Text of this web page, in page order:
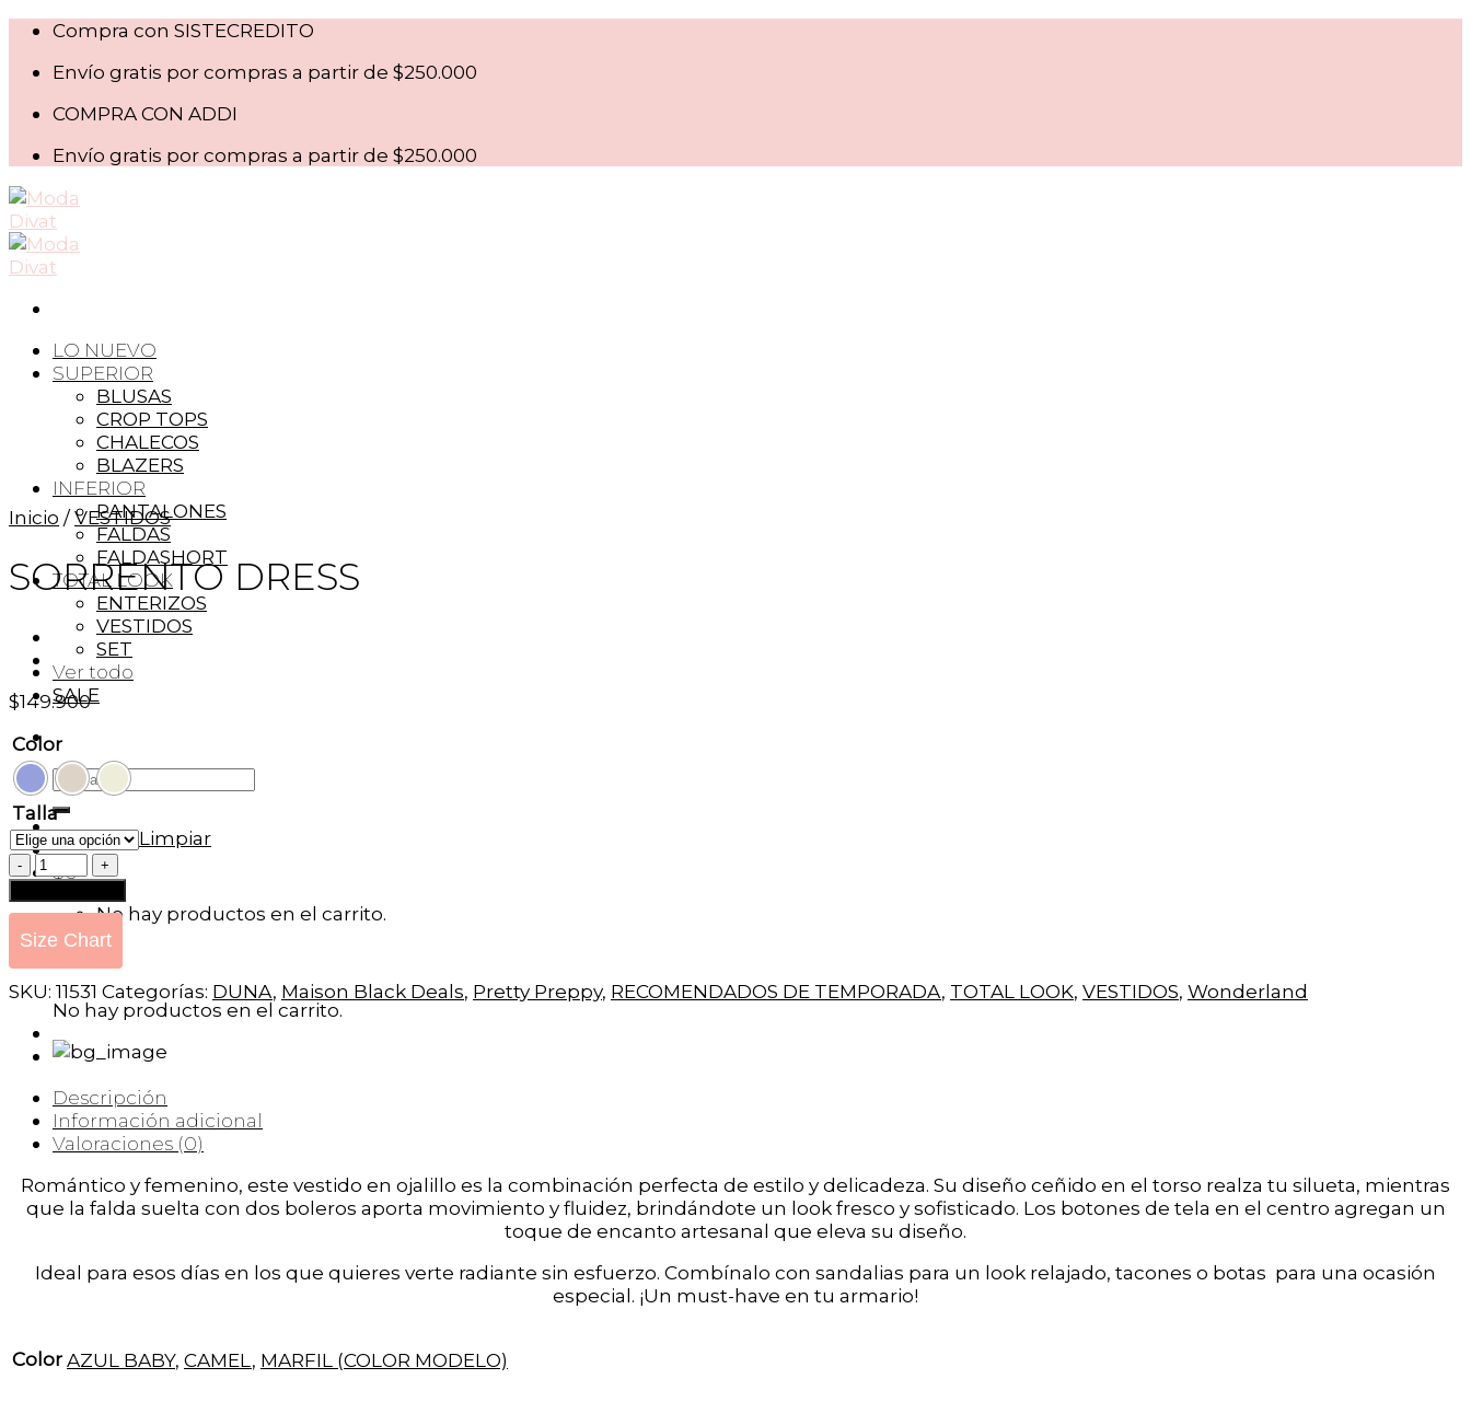
Skip
content
Compra con SISTECREDITO
Envío gratis por compras a partir de $250.000
COMPRA CON ADDI
Envío gratis por compras a partir de $250.000
LO NUEVO
SUPERIOR
BLUSAS
CROP TOPS
CHALECOS
BLAZERS
INFERIOR
PANTALONES
FALDAS
FALDASHORT
TOTAL LOOK
ENTERIZOS
VESTIDOS
SET
Ver todo
SALE
Buscar
por:
$0
No hay productos en el carrito.
No hay productos en el carrito.
Inicio /VESTIDOS
SORRENTO DRESS
$149.900
Color
Talla
Limpiar
SORRENTO
DRESS
cantidad
Size Chart
SKU: 11531 Categorías: DUNA, Maison Black Deals, Pretty Preppy, RECOMENDADOS DE TEMPORADA, TOTAL LOOK, VESTIDOS, Wonderland
Descripción
Información adicional
Valoraciones (0)
Romántico y femenino, este vestido en ojalillo es la combinación perfecta de estilo y delicadeza. Su diseño ceñido en el torso realza tu silueta, mientras
que la falda suelta con dos boleros aporta movimiento y fluidez, brindándote un look fresco y sofisticado. Los botones de tela en el centro agregan un
toque de encanto artesanal que eleva su diseño.
Ideal para esos días en los que quieres verte radiante sin esfuerzo. Combínalo con sandalias para un look relajado, tacones o botas para una ocasión
especial. ¡Un must-have en tu armario!
ColorAZUL BABY, CAMEL , MARFIL (COLOR MODELO)